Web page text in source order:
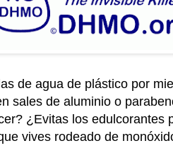
de agua de plástico por
sales de aluminio o
¿Evitas los edulcorantes
vives rodeado de